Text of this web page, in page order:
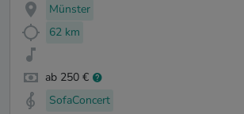
Münster
62 km
ab 250 €
SofaConcert